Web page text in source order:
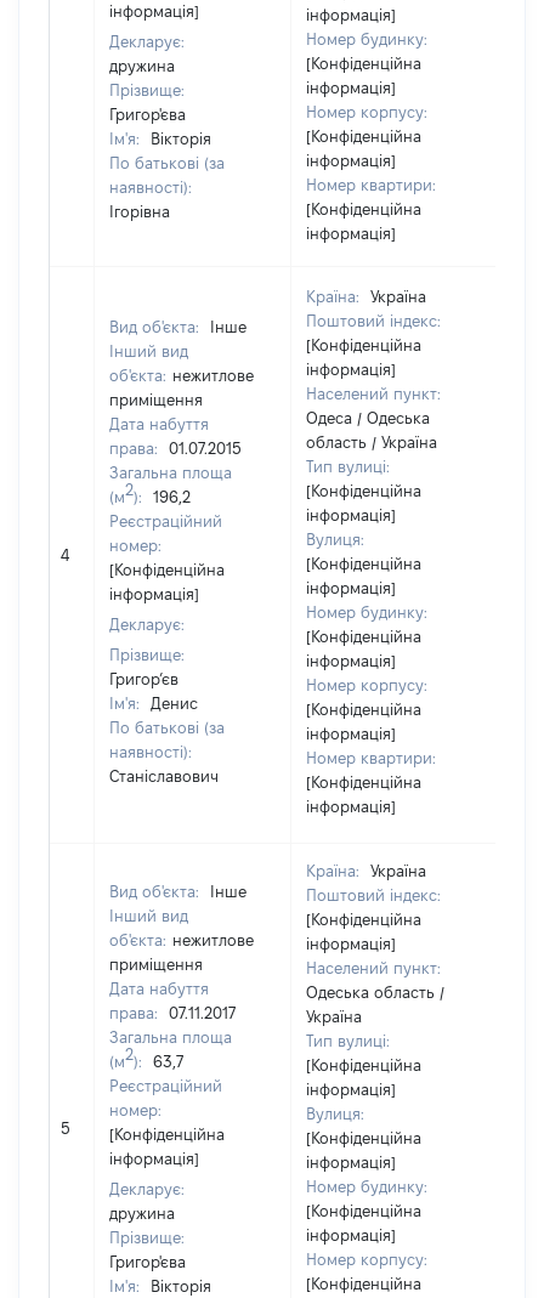
інформація]
Декларує:
дружина
Прізвище:
Григор'єва
Ім'я:
Вікторія
По батькові (за
наявності):
Ігорівна
інформація]
Номер будинку:
[Конфіденційна
інформація]
Номер корпусу:
[Конфіденційна
інформація]
Номер квартири:
[Конфіденційна
інформація]
4
Вид об'єкта:
Інше
Інший вид
об'єкта: нежитлове
приміщення
Дата набуття
права:
01.07.2015
Загальна площа
(м2):
196,2
Реєстраційний
номер:
[Конфіденційна
інформація]
Декларує:
Прізвище:
Григор’єв
Ім'я:
Денис
По батькові (за
наявності):
Станіславович
Країна:
Україна
Поштовий індекс:
[Конфіденційна
інформація]
Населений пункт:
Одеса / Одеська
область / Україна
Тип вулиці:
[Конфіденційна
інформація]
Вулиця:
[Конфіденційна
інформація]
Номер будинку:
[Конфіденційна
інформація]
Номер корпусу:
[Конфіденційна
інформація]
Номер квартири:
[Конфіденційна
інформація]
5
Вид об'єкта:
Інше
Інший вид
об'єкта: нежитлове
приміщення
Дата набуття
права:
07.11.2017
Загальна площа
(м2):
63,7
Реєстраційний
номер:
[Конфіденційна
інформація]
Декларує:
дружина
Прізвище:
Григор'єва
Ім'я:
Вікторія
Країна:
Україна
Поштовий індекс:
[Конфіденційна
інформація]
Населений пункт:
Одеська область /
Україна
Тип вулиці:
[Конфіденційна
інформація]
Вулиця:
[Конфіденційна
інформація]
Номер будинку:
[Конфіденційна
інформація]
Номер корпусу:
[Конфіденційна